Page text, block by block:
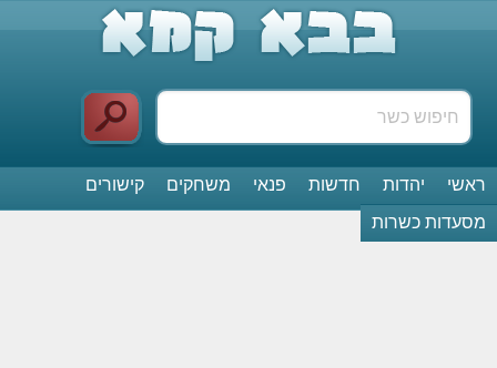
ראשי יהדות חדשות פנאי משחקים
קישורים
מסעדות כשרות